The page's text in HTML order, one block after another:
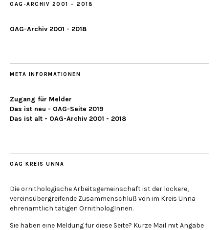
OAG-ARCHIV 2001 – 2018
OAG-Archiv 2001 - 2018
META INFORMATIONEN
Zugang für Melder
Das ist neu - OAG-Seite 2019
Das ist alt - OAG-Archiv 2001 - 2018
OAG KREIS UNNA
Die ornithologische Arbeitsgemeinschaft ist der lockere,
vereinsübergreifende Zusammenschluß von im Kreis Unna
ehrenamtlich tätigen OrnithologInnen.
Sie haben eine Meldung für diese Seite? Kurze Mail mit Angabe